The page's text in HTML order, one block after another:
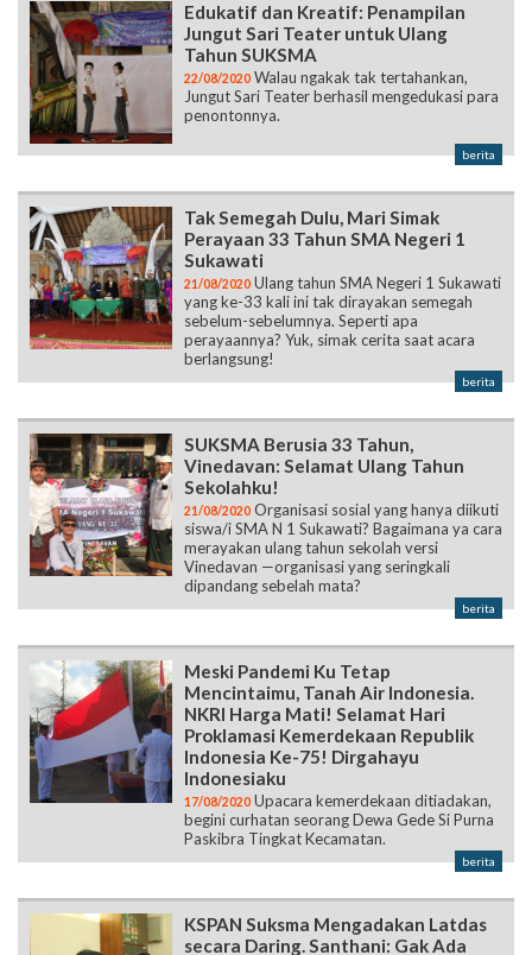
Edukatif dan Kreatif: Penampilan
Jungut Sari Teater untuk Ulang
Tahun SUKSMA
22/08/2020 Walau ngakak tak tertahankan,
Jungut Sari Teater berhasil mengedukasi para
penontonnya.
berita
Tak Semegah Dulu, Mari Simak
Perayaan 33 Tahun SMA Negeri 1
Sukawati
21/08/2020 Ulang tahun SMA Negeri 1 Sukawati
yang ke-33 kali ini tak dirayakan semegah
sebelum-sebelumnya. Seperti apa
perayaannya? Yuk, simak cerita saat acara
berlangsung!
berita
SUKSMA Berusia 33 Tahun,
Vinedavan: Selamat Ulang Tahun
Sekolahku!
21/08/2020 Organisasi sosial yang hanya diikuti
siswa/i SMA N 1 Sukawati? Bagaimana ya cara
merayakan ulang tahun sekolah versi
Vinedavan —organisasi yang seringkali
dipandang sebelah mata?
berita
Meski Pandemi Ku Tetap
Mencintaimu, Tanah Air Indonesia.
NKRI Harga Mati! Selamat Hari
Proklamasi Kemerdekaan Republik
Indonesia Ke-75! Dirgahayu
Indonesiaku
17/08/2020 Upacara kemerdekaan ditiadakan,
begini curhatan seorang Dewa Gede Si Purna
Paskibra Tingkat Kecamatan.
berita
KSPAN Suksma Mengadakan Latdas
secara Daring. Santhani: Gak Ada